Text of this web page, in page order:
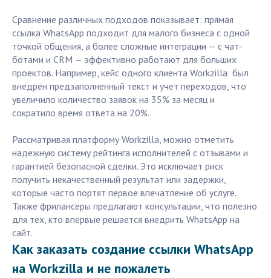
Сравнение различных подходов показывает: прямая
ссылка WhatsApp подходит для малого бизнеса с одной
точкой общения, а более сложные интеграции — с чат-
ботами и CRM — эффективно работают для больших
проектов. Например, кейс одного клиента Workzilla: был
внедрён предзаполненный текст и учет переходов, что
увеличило количество заявок на 35% за месяц и
сократило время ответа на 20%.
Рассматривая платформу Workzilla, можно отметить
надежную систему рейтинга исполнителей с отзывами и
гарантией безопасной сделки. Это исключает риск
получить некачественный результат или задержки,
которые часто портят первое впечатление об услуге.
Также фрилансеры предлагают консультации, что полезно
для тех, кто впервые решается внедрить WhatsApp на
сайт.
Как заказать создание ссылки WhatsApp
на Workzilla и не пожалеть